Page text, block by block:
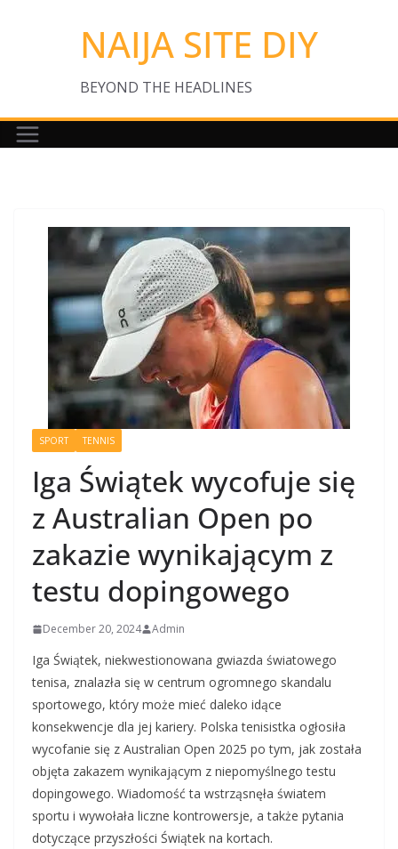
NAIJA SITE DIY
BEYOND THE HEADLINES
SPORT TENNIS
Iga Świątek wycofuje się
z Australian Open po
zakazie wynikającym z
testu dopingowego
December 20, 2024 Admin
Iga Świątek, niekwestionowana gwiazda światowego
tenisa, znalazła się w centrum ogromnego skandalu
sportowego, który może mieć daleko idące
konsekwencje dla jej kariery. Polska tenisistka ogłosiła
wycofanie się z Australian Open 2025 po tym, jak została
objęta zakazem wynikającym z niepomyślnego testu
dopingowego. Wiadomość ta wstrząsnęła światem
sportu i wywołała liczne kontrowersje, a także pytania
dotyczące przyszłości Świątek na kortach.